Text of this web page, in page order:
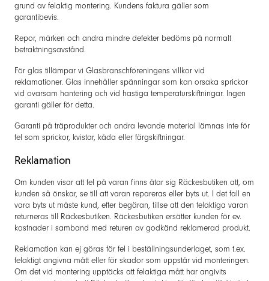
grund av felaktig montering. Kundens faktura gäller som
garantibevis.
Repor, märken och andra mindre defekter bedöms på normalt
betraktningsavstånd.
För glas tillämpar vi Glasbranschföreningens villkor vid
reklamationer. Glas innehåller spänningar som kan orsaka sprickor
vid ovarsam hantering och vid hastiga temperaturskiftningar. Ingen
garanti gäller för detta.
Garanti på träprodukter och andra levande material lämnas inte för
fel som sprickor, kvistar, kåda eller färgskiftningar.
Reklamation
Om kunden visar att fel på varan finns åtar sig Räckesbutiken att, om
kunden så önskar, se till att varan repareras eller byts ut. I det fall en
vara byts ut måste kund, efter begäran, tillse att den felaktiga varan
returneras till Räckesbutiken. Räckesbutiken ersätter kunden för ev.
kostnader i samband med returen av godkänd reklamerad produkt.
Reklamation kan ej göras för fel i beställningsunderlaget, som t.ex.
felaktigt angivna mått eller för skador som uppstår vid monteringen.
Om det vid montering upptäcks att felaktiga mått har angivits